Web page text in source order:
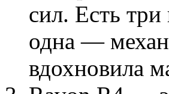
сил. Есть
одна —
вдохновила